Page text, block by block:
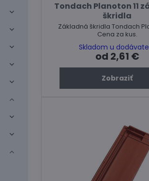
Tondach Planoton 11
škridla
Základná škridla Tondach
Cena za kus.
Skladom u
od 2,61 €
Zobraziť